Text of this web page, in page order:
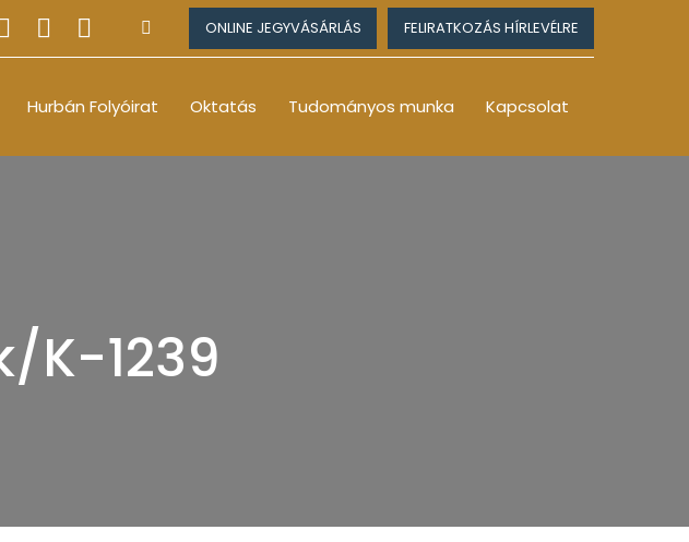
ONLINE JEGYVÁSÁRLÁS FELIRATKOZÁS HÍRLEVÉLRE
Hurbán Folyóirat Oktatás Tudományos munka Kapcsolat
K-1239